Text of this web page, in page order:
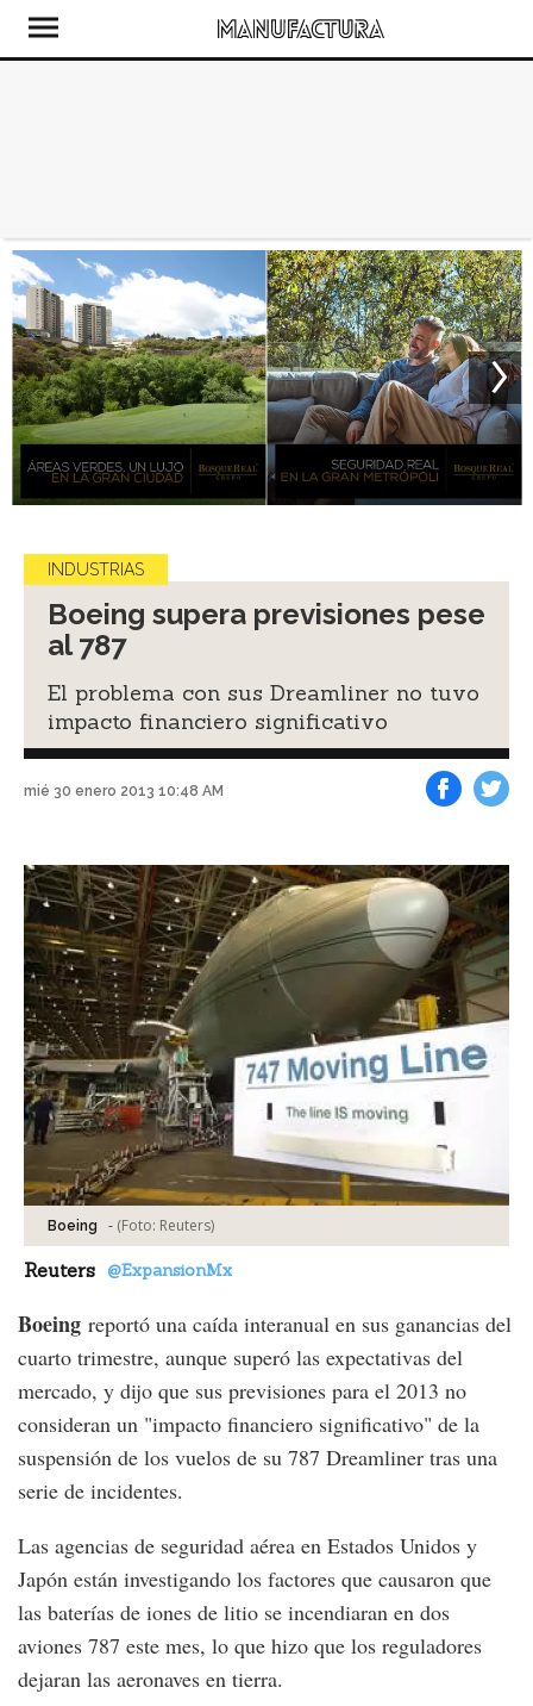
INDUSTRIAS
Boeing supera previsiones pese
al 787
El problema con sus Dreamliner no tuvo
impacto financiero significativo
mié 30 enero 2013 10:48 AM
Boeing - (Foto: Reuters)
Reuters @ExpansionMx
Boeing reportó una caída interanual en sus ganancias del
cuarto trimestre, aunque superó las expectativas del
mercado, y dijo que sus previsiones para el 2013 no
consideran un "impacto financiero significativo" de la
suspensión de los vuelos de su 787 Dreamliner tras una
serie de incidentes.
Las agencias de seguridad aérea en Estados Unidos y
Japón están investigando los factores que causaron que
las baterías de iones de litio se incendiaran en dos
aviones 787 este mes, lo que hizo que los reguladores
dejaran las aeronaves en tierra.